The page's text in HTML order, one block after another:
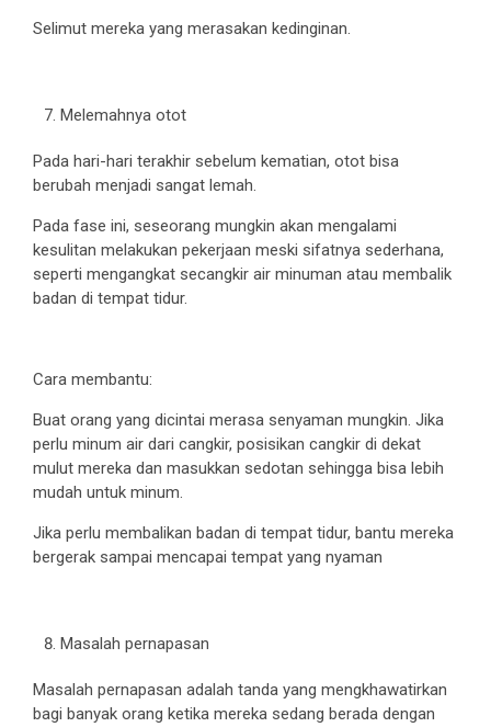
Selimut mereka yang merasakan kedinginan.
Melemahnya otot
Pada hari-hari terakhir sebelum kematian, otot bisa
berubah menjadi sangat lemah.
Pada fase ini, seseorang mungkin akan mengalami
kesulitan melakukan pekerjaan meski sifatnya sederhana,
seperti mengangkat secangkir air minuman atau membalik
badan di tempat tidur.
Cara membantu:
Buat orang yang dicintai merasa senyaman mungkin. Jika
perlu minum air dari cangkir, posisikan cangkir di dekat
mulut mereka dan masukkan sedotan sehingga bisa lebih
mudah untuk minum.
Jika perlu membalikan badan di tempat tidur, bantu mereka
bergerak sampai mencapai tempat yang nyaman
Masalah pernapasan
Masalah pernapasan adalah tanda yang mengkhawatirkan
bagi banyak orang ketika mereka sedang berada dengan